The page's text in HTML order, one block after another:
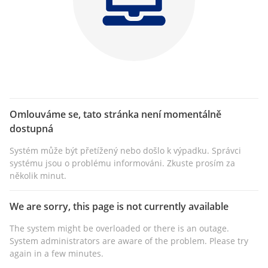
Omlouváme se, tato stránka není momentálně
dostupná
Systém může být přetížený nebo došlo k výpadku. Správci
systému jsou o problému informováni. Zkuste prosím za
několik minut.
We are sorry, this page is not currently available
The system might be overloaded or there is an outage.
System administrators are aware of the problem. Please try
again in a few minutes.